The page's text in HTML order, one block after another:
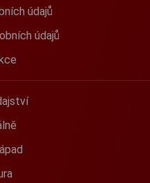
údajů
údajů